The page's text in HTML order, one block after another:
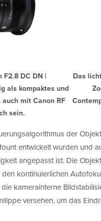
F2.8 DC DN |
als kompaktes und
mit Canon RF
sein.
Das
der
entwickelt wurden und
angepasst ist. Die
kontinuierlichen
kamerainterne
versehen, um das